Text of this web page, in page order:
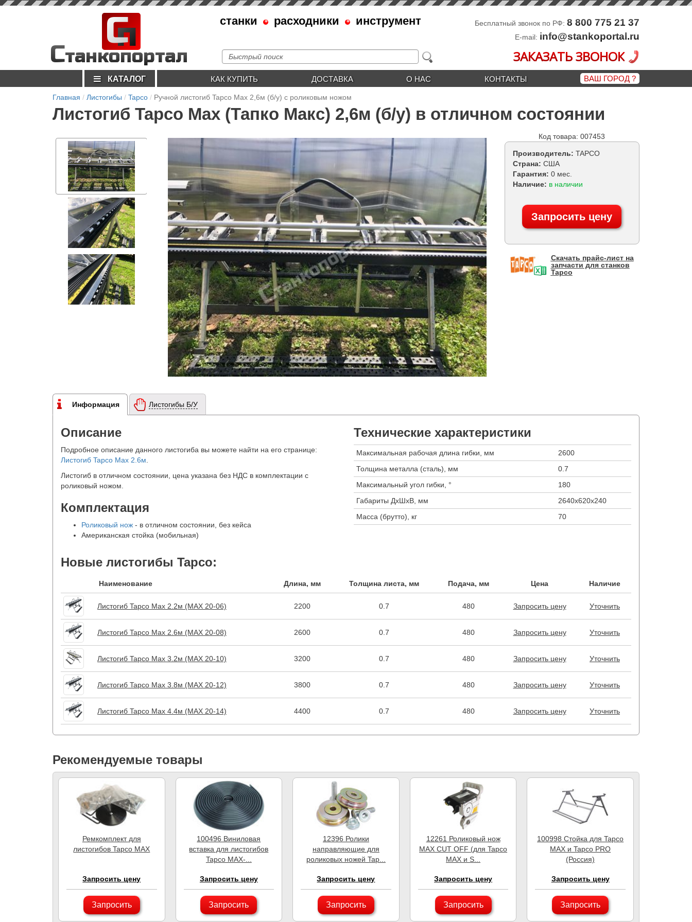
п
С
Станкопортал
станки расходники инструмент Бесплатный звонок по РФ: 8 800 775 21 37
E-mail: info@stankoportal.ru
ЗАКАЗАТЬ ЗВОНОК
КАТАЛОГ КАК КУПИТЬ ДОСТАВКА О НАС КОНТАКТЫ ВАШ ГОРОД?
Главная Листогибы Tapco Ручной листогиб Tapco Max 2,6м (б/у) с роликовым ножом
Листогиб Tapco Max (Тапко Макс) 2,6м (б/у) в отличном состоянии
Код товара: 007453
Производитель: TAPCO
Страна: США
Гарантия: 0 мес.
Наличие: в наличии
Запросить цену
Скачать прайс-лист на
запчасти для станков
Tapco
Информация Листогибы Б/У
Описание
Подробное описание данного листогиба вы можете найти на его странице:
Листогиб Tapco Max 2.6м
Листогиб в отличном состоянии, цена указана без НДС в комплектации с
роликовый ножом.
Комплектация
Роликовый нож - в отличном состоянии, без кейса
Американская стойка (мобильная)
Технические характеристики
Максимальная рабочая длина гибки, мм
2600
Толщина металла (сталь), мм
0.7
Максимальный угол гибки, °
180
Габариты ДхШхВ, мм
2640х620х240
Масса (брутто), кг
70
Новые листогибы Tapco:
Наименование Длина, мм Толщина листа, мм Подача, мм Цена Наличие
Листогиб Tapco Max 2.2м (MAX 20-06) 2200 0.7 480 Запросить цену Уточнить
Листогиб Tapco Max 2.6м (MAX 20-08) 2600 0.7 480 Запросить цену Уточнить
Листогиб Tapco Max 3.2м (MAX 20-10) 3200 0.7 480 Запросить цену Уточнить
Листогиб Tapco Max 3.8м (MAX 20-12) 3800 0.7 480 Запросить цену Уточнить
Листогиб Tapco Max 4.4м (MAX 20-14) 4400 0.7 480 Запросить цену Уточнить
Рекомендуемые товары
Ремкомплект для
листогибов Tapco MAX
Запросить цену
Запросить
100496 Виниловая
вставка для листогибов
Tapco MAX-...
Запросить цену
Запросить
12396 Ролики
направляющие для
роликовых ножей Tap...
Запросить цену
Запросить
12261 Роликовый нож
MAX CUT OFF (для Tapco
MAX и S...
Запросить цену
Запросить
100998 Стойка для Tapco
MAX и Tapco PRO
(Россия)
Запросить цену
Запросить